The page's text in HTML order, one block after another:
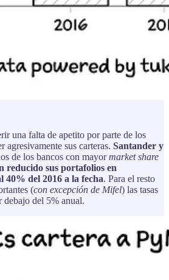
una falta de apetito por parte de los
agresivamente sus carteras. Santander y
de los bancos con mayormarket share
reducido sus portafolios en
40% del 2016 a la fecha. Para el resto
(con excepción de Mifel) las tasas
debajo del 5% anual.